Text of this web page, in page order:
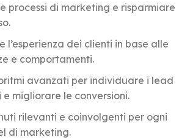
processi di marketing e risparmiare
l’esperienza dei clienti in base alle
e comportamenti.
avanzati per individuare i lead
migliorare le conversioni.
rilevanti e coinvolgenti per ogni
di marketing.